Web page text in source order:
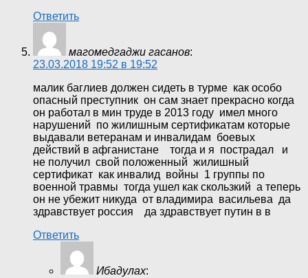
Ответить
магомедгаджи гасанов:
23.03.2018 19:52 в 19:52
малик баглиев должен сидеть в турме как особо
опасный преступник он сам знает прекрасно когда
он работал в мин труде в 2013 году имел много
нарушений по жилишным сертификатам которые
выдавали ветеранам и инвалидам боевых
действий в афганистане тогда и я пострадал и
не получил свой положенный жилишный
сертификат как инвалид войны 1 группы по
военной травмы тогда ушел как скользкий а теперь
он не убежит никуда от владимира васильева да
здравствует россия да здравствует путин в в
Ответить
Ибадулах: